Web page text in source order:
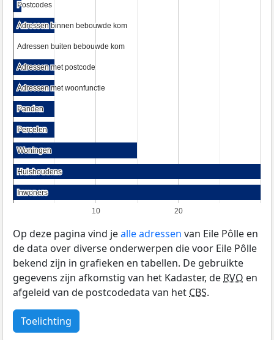
10 20
Postcodes
Postcodes
Adressen binnen bebouwde kom
Adressen binnen bebouwde kom
Adressen buiten bebouwde kom
Adressen buiten bebouwde kom
Adressen met postcode
Adressen met postcode
Adressen met woonfunctie
Adressen met woonfunctie
Panden
Panden
Percelen
Percelen
Woningen
Woningen
Huishoudens
Huishoudens
Inwoners
Inwoners
Op deze pagina vind jealle adressen van Eile Pôlle en
de data over diverse onderwerpen die voor Eile Pôlle
bekend zijn in grafieken en tabellen. De gebruikte
gegevens zijn afkomstig van het Kadaster, deRVO en
afgeleid van de postcodedata van hetCBS.
Toelichting